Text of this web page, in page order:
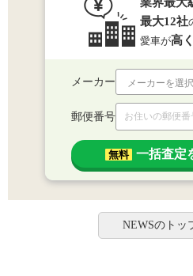
最大12社
愛車が高
メーカー
郵便番号
無料 一括査定
NEWSのトッ